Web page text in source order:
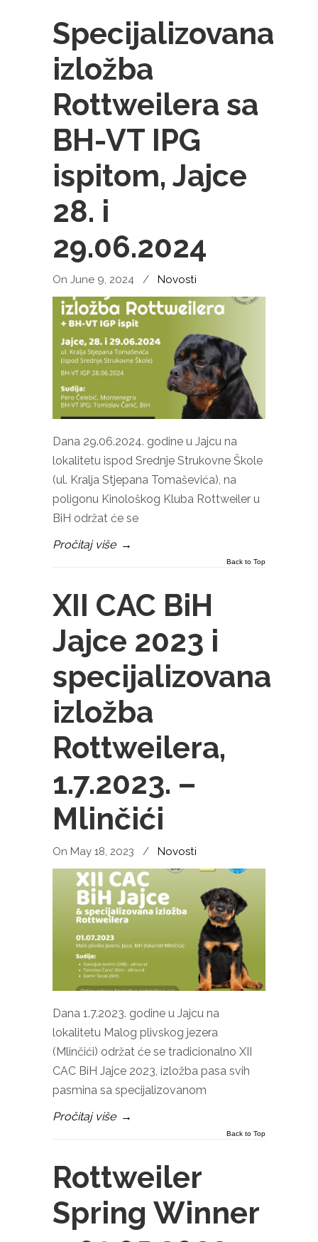
Specijalizovana
izložba
Rottweilera sa
BH-VT IPG
ispitom, Jajce
28. i
29.06.2024
On June 9, 2024 / Novosti
Dana 29.06.2024. godine u Jajcu na
lokalitetu ispod Srednje Strukovne Škole
(ul. Kralja Stjepana Tomaševića), na
poligonu Kinološkog Kluba Rottweiler u
BiH održat će se
Pročitaj više →
Back to Top
XII CAC BiH
Jajce 2023 i
specijalizovana
izložba
Rottweilera,
1.7.2023. –
Mlinčići
On May 18, 2023 / Novosti
Dana 1.7.2023. godine u Jajcu na
lokalitetu Malog plivskog jezera
(Mlinčići) održat će se tradicionalno XII
CAC BiH Jajce 2023, izložba pasa svih
pasmina sa specijalizovanom
Pročitaj više →
Back to Top
Rottweiler
Spring Winner